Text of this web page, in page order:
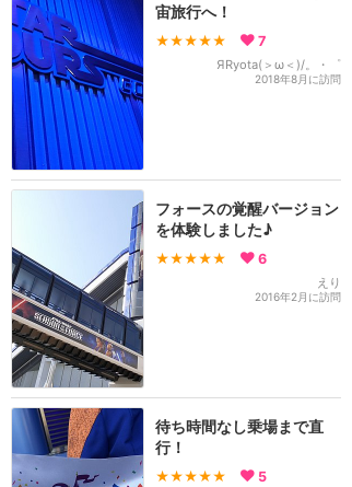
宙旅行へ！
★★★★★ 7
ЯRyota(＞ω＜)/。・゜
2018年8月に訪問
フォースの覚醒バージョン
を体験しました♪
★★★★★ 6
えり
2016年2月に訪問
待ち時間なし乗場まで直
行！
★★★★★ 5